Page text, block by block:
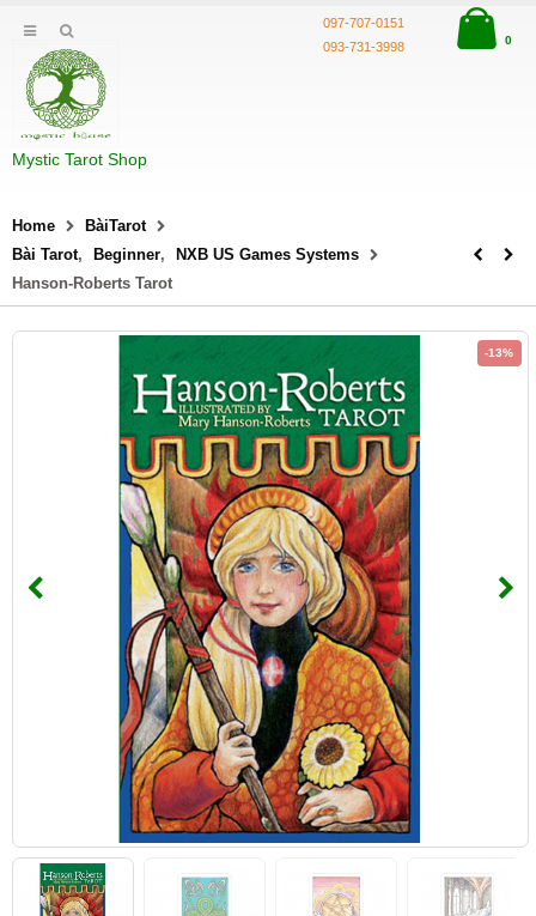
Mystic Tarot Shop
097-707-0151
093-731-3998
0
Home
BàiTarot
Bài Tarot, Beginner,
NXB US Games Systems
Hanson-Roberts Tarot
-13%